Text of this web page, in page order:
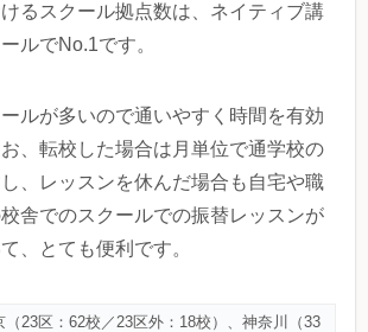
るスクール拠点数は、ネイティブ講
ルでNo.1です。
ルが多いので通いやすく時間を有効
、転校した場合は月単位で通学校の
、レッスンを休んだ場合も自宅や職
舎でのスクールでの振替レッスンが
、とても便利です。
23区：62校／23区外：18校）、神奈川（33